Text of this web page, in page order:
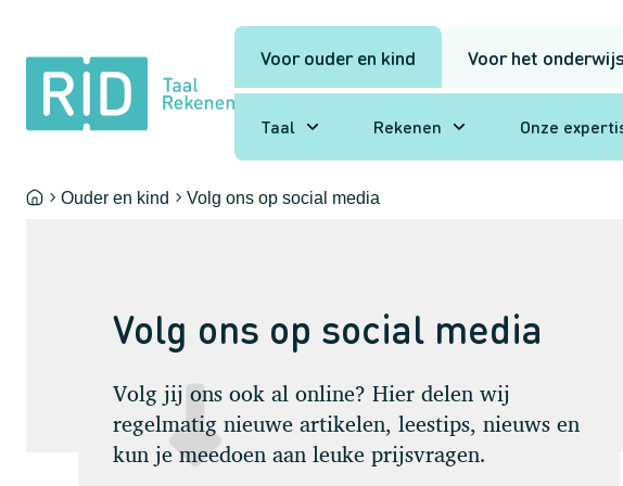
RID
Taal
Rekenen
Voor ouder en kind Voor het onderwijs
Taal Rekenen Onze
Home
-
Ouder en kind -
Volg ons op social media
Volg ons op social media
Volg jij ons ook al online? Hier delen wij
regelmatig nieuwe artikelen, leestips, nieuws en
kun je meedoen aan leuke prijsvragen.